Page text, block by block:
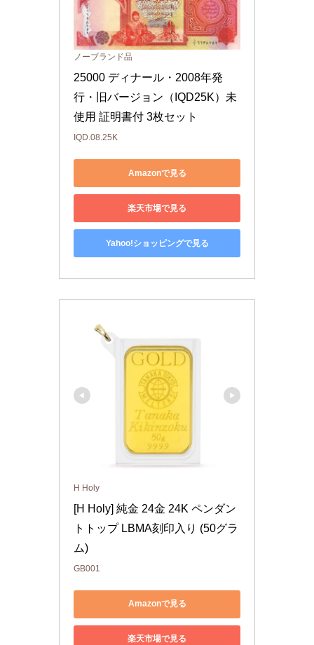
ノーブランド品
25000 ディナール・2008年発
行・旧バージョン（IQD25K）未
使用 証明書付 3枚セット
IQD.08.25K
Amazonで見る
楽天市場で見る
Yahoo!ショッピングで見る
H Holy
[H Holy] 純金 24金 24K ペンダン
トトップ LBMA刻印入り (50グラ
ム)
GB001
Amazonで見る
楽天市場で見る